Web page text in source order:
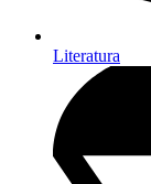
Literatura